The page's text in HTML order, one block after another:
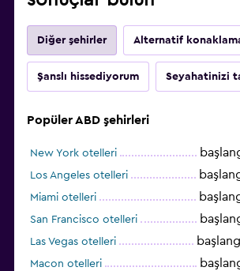
Diğer şehirler Alternatif
Şanslı hissediyorum Seyahatinizi
Popüler ABD şehirleri
New York otelleri
Los Angeles otelleri
Miami otelleri
San Francisco otelleri
Las Vegas otelleri
Macon otelleri